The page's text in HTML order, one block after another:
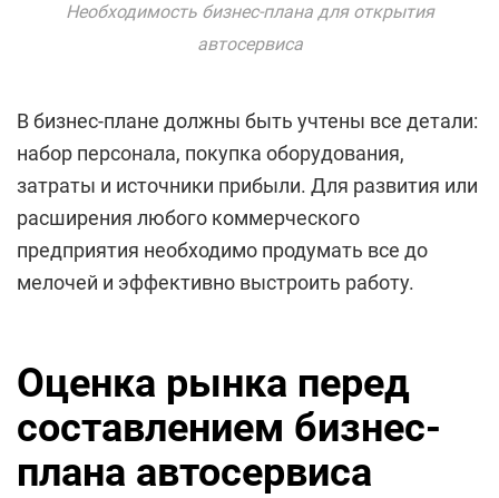
Необходимость бизнес-плана для открытия
автосервиса
В бизнес-плане должны быть учтены все детали:
набор персонала, покупка оборудования,
затраты и источники прибыли. Для развития или
расширения любого коммерческого
предприятия необходимо продумать все до
мелочей и эффективно выстроить работу.
Оценка рынка перед
составлением бизнес-
плана автосервиса